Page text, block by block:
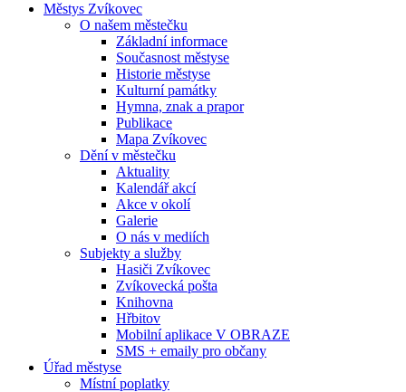
Městys Zvíkovec
O našem městečku
Základní informace
Současnost městyse
Historie městyse
Kulturní památky
Hymna, znak a prapor
Publikace
Mapa Zvíkovec
Dění v městečku
Aktuality
Kalendář akcí
Akce v okolí
Galerie
O nás v mediích
Subjekty a služby
Hasiči Zvíkovec
Zvíkovecká pošta
Knihovna
Hřbitov
Mobilní aplikace V OBRAZE
SMS + emaily pro občany
Úřad městyse
Místní poplatky